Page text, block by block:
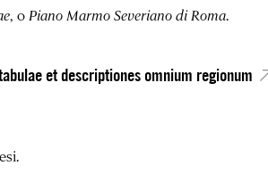
, o Piano Marmo Severiano di Roma.
et descriptiones omnium regionum